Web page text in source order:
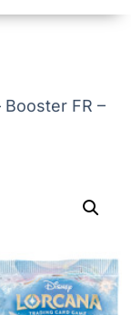
Booster FR –